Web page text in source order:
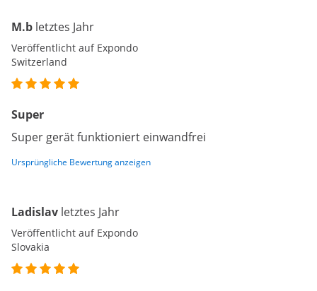
M.b letztes Jahr
Veröffentlicht auf Expondo
Switzerland
Super
Super gerät funktioniert einwandfrei
Ursprüngliche Bewertung anzeigen
Ladislav letztes Jahr
Veröffentlicht auf Expondo
Slovakia